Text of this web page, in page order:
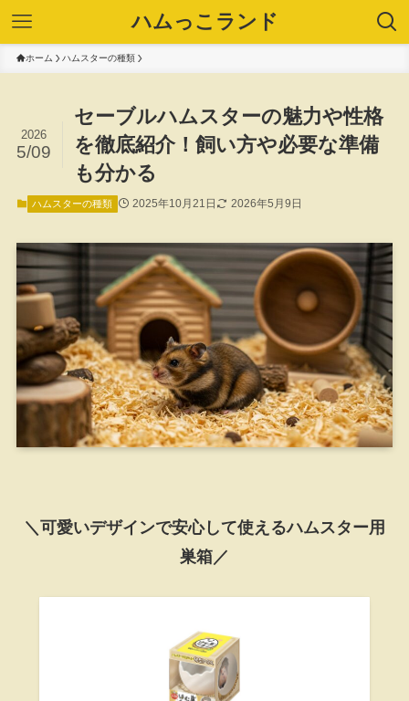
ハムっこランド
ホーム ハムスターの種類
セーブルハムスターの魅力や性格
を徹底紹介！飼い方や必要な準備
も分かる
2026
5/09
ハムスターの種類 2025年10月21日 2026年5月9日
＼可愛いデザインで安心して使えるハムスター用
巣箱／